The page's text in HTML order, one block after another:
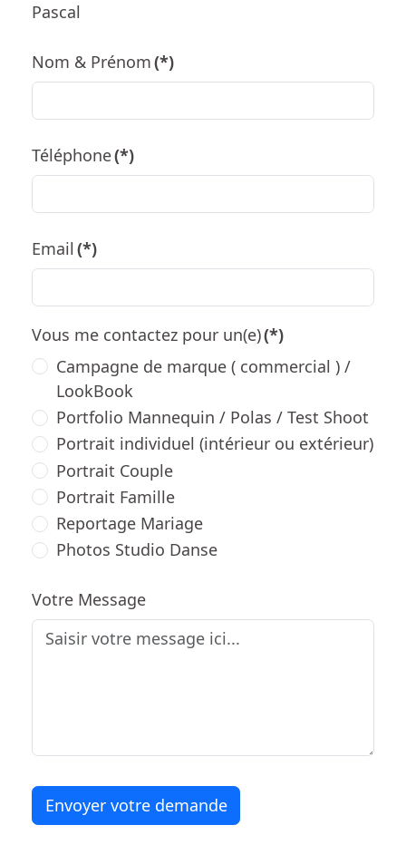
Pascal
Nom & Prénom(*)
Téléphone(*)
Email (*)
Vous me contactez pour un(e)(*)
Campagne de marque ( commercial ) /
LookBook
Portfolio Mannequin / Polas / Test Shoot
Portrait individuel (intérieur ou extérieur)
Portrait Couple
Portrait Famille
Reportage Mariage
Photos Studio Danse
Votre Message
Envoyer votre demande